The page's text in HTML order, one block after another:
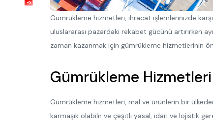
Gümrükleme hizmetleri, ihracat işlemlerinizde
uluslararası pazardaki rekabet gücünü artırırken
zaman kazanmak için gümrükleme hizmetlerinin
Gümrükleme
Gümrükleme hizmetleri, mal ve ürünlerin bir
karmaşık olabilir ve çeşitli yasal, idari ve lojistik